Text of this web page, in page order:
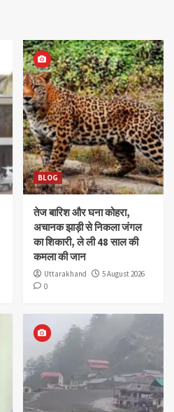
BLOG
तेज बारिश और घना कोहरा,
अचानक झाड़ी से निकला जंगल
का शिकारी, ले ली 48 साल की
कमला की जान
Uttarakhand
5 August 2026
0